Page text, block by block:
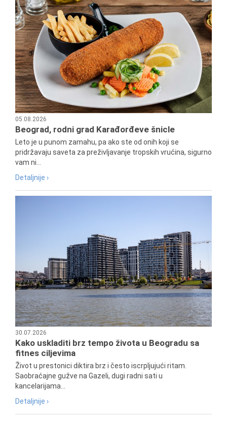
05.08.2026
Beograd, rodni grad Karađorđeve šnicle
Leto je u punom zamahu, pa ako ste od onih koji se
pridržavaju saveta za preživljavanje tropskih vrućina, sigurno
vam ni...
Detaljnije ›
30.07.2026
Kako uskladiti brz tempo života u Beogradu sa
fitnes ciljevima
Život u prestonici diktira brz i često iscrpljujući ritam.
Saobraćajne gužve na Gazeli, dugi radni sati u
kancelarijama...
Detaljnije ›